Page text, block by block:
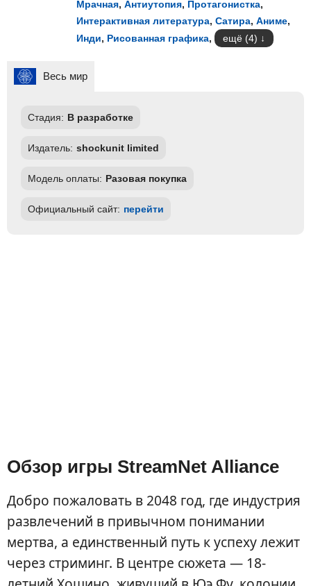
Мрачная, Антиутопия, Протагонистка,
Интерактивная литература, Сатира, Аниме,
Инди, Рисованная графика, ещё (4)
Весь мир
Стадия: В разработке
Издатель: shockunit limited
Модель оплаты: Разовая покупка
Официальный сайт: перейти
Обзор игры StreamNet Alliance
Добро пожаловать в 2048 год, где индустрия
развлечений в привычном понимании
мертва, а единственный путь к успеху лежит
через стриминг. В центре сюжета — 18-